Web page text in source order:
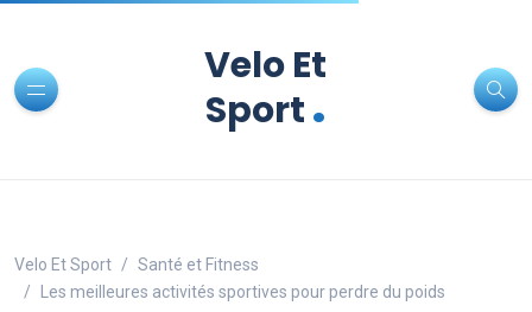
Velo Et
Sport.
Velo Et Sport
Santé et Fitness
Les meilleures activités sportives pour perdre du poids